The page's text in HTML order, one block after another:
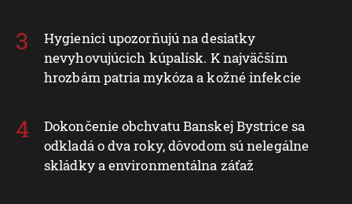
Hygienici upozorňujú na desiatky
nevyhovujúcich kúpalísk. K najväčším
hrozbám patria mykóza a kožné infekcie
Dokončenie obchvatu Banskej Bystrice sa
odkladá o dva roky, dôvodom sú nelegálne
skládky a environmentálna záťaž